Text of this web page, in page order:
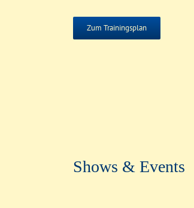
Zum Trainingsplan
Shows & Events